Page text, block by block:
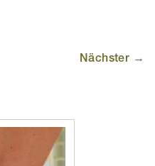
Nächster →